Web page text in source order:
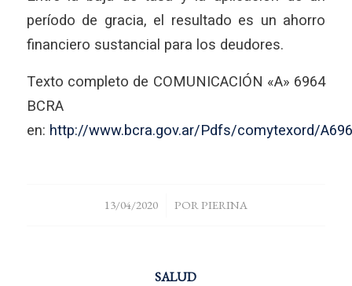
período de gracia, el resultado es un ahorro
financiero sustancial para los deudores.
Texto completo de COMUNICACIÓN «A» 6964
BCRA
en: http://www.bcra.gov.ar/Pdfs/comytexord/
13/04/2020
/ POR PIERINA
SALUD